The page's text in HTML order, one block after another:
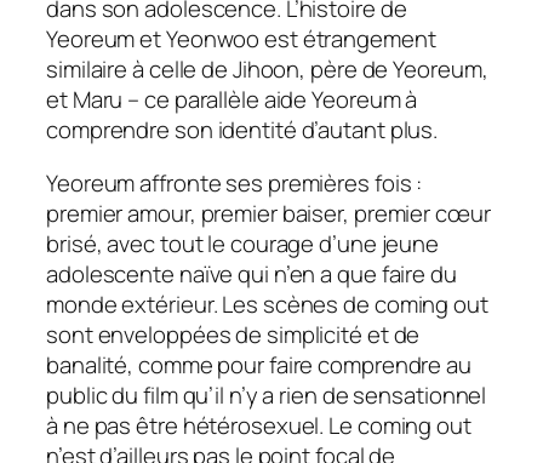
dans son adolescence. L’histoire de
Yeoreum et Yeonwoo est étrangement
similaire à celle de Jihoon, père de Yeoreum,
et Maru – ce parallèle aide Yeoreum à
comprendre son identité d’autant plus.
Yeoreum affronte ses premières fois :
premier amour, premier baiser, premier cœur
brisé, avec tout le courage d’une jeune
adolescente naïve qui n’en a que faire du
monde extérieur. Les scènes de coming out
sont enveloppées de simplicité et de
banalité, comme pour faire comprendre au
public du film qu’il n’y a rien de sensationnel
à ne pas être hétérosexuel. Le coming out
n’est d’ailleurs pas le point focal de